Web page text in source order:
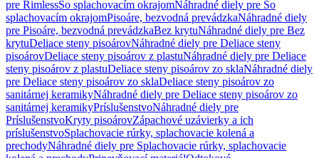
pre RimlessSo splachovacím okrajomNáhradné diely pre So
splachovacím okrajomPisoáre, bezvodná prevádzkaNáhradné diely
pre Pisoáre, bezvodná prevádzkaBez krytuNáhradné diely pre Bez
krytuDeliace steny pisoárovNáhradné diely pre Deliace steny
pisoárovDeliace steny pisoárov z plastuNáhradné diely pre Deliace
steny pisoárov z plastuDeliace steny pisoárov zo sklaNáhradné diely
pre Deliace steny pisoárov zo sklaDeliace steny pisoárov zo
sanitárnej keramikyNáhradné diely pre Deliace steny pisoárov zo
sanitárnej keramikyPríslušenstvoNáhradné diely pre
PríslušenstvoKryty pisoárovZápachové uzávierky a ich
príslušenstvoSplachovacie rúrky, splachovacie kolená a
prechodyNáhradné diely pre Splachovacie rúrky, splachovacie